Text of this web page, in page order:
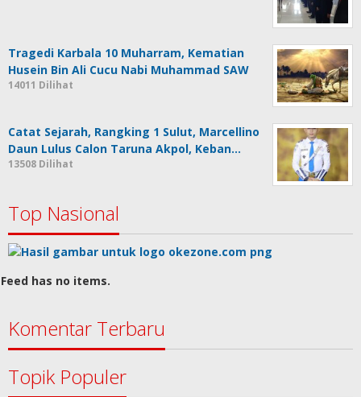
Tragedi Karbala 10 Muharram, Kematian
Husein Bin Ali Cucu Nabi Muhammad SAW
14011 Dilihat
Catat Sejarah, Rangking 1 Sulut, Marcellino
Daun Lulus Calon Taruna Akpol, Keban…
13508 Dilihat
Top Nasional
Feed has no items.
Komentar Terbaru
Topik Populer